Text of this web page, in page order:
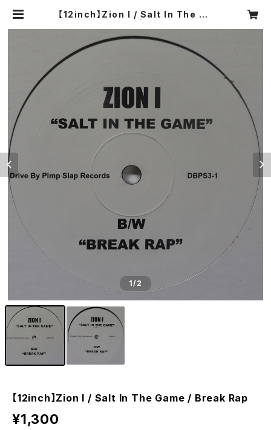
【12inch】Zion I / Salt In The Ga
SCO ASIA
1/2
【12inch】Zion I / Salt In The Game / Break Rap
¥1,300